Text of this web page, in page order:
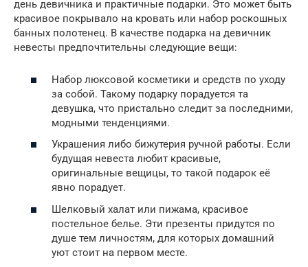
день девичника и практичные подарки. Это может быть
красивое покрывало на кровать или набор роскошных
банных полотенец. В качестве подарка на девичник
невесты предпочтительны следующие вещи:
Набор люксовой косметики и средств по уходу
за собой. Такому подарку порадуется та
девушка, что пристально следит за последними,
модными тенденциями.
Украшения либо бижутерия ручной работы. Если
будущая невеста любит красивые,
оригинальные вещицы, то такой подарок её
явно порадует.
Шелковый халат или пижама, красивое
постельное белье. Эти презенты придутся по
душе тем личностям, для которых домашний
уют стоит на первом месте.